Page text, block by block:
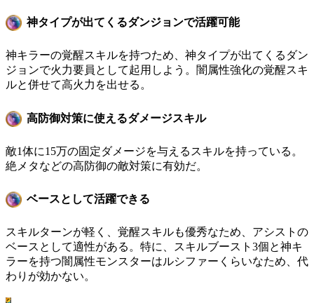
神タイプが出てくるダンジョンで活躍可能
神キラーの覚醒スキルを持つため、神タイプが出てくるダン
ジョンで火力要員として起用しよう。闇属性強化の覚醒スキ
ルと併せて高火力を出せる。
高防御対策に使えるダメージスキル
敵1体に15万の固定ダメージを与えるスキルを持っている。
絶メタなどの高防御の敵対策に有効だ。
ベースとして活躍できる
スキルターンが軽く、覚醒スキルも優秀なため、アシストの
ベースとして適性がある。特に、スキルブースト3個と神キ
ラーを持つ闇属性モンスターはルシファーくらいなため、代
わりが効かない。